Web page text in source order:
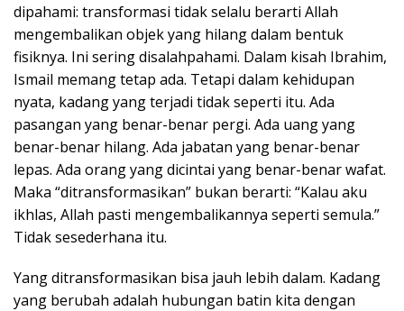
dipahami: transformasi tidak selalu berarti Allah
mengembalikan objek yang hilang dalam bentuk
fisiknya. Ini sering disalahpahami. Dalam kisah Ibrahim,
Ismail memang tetap ada. Tetapi dalam kehidupan
nyata, kadang yang terjadi tidak seperti itu. Ada
pasangan yang benar-benar pergi. Ada uang yang
benar-benar hilang. Ada jabatan yang benar-benar
lepas. Ada orang yang dicintai yang benar-benar wafat.
Maka “ditransformasikan” bukan berarti: “Kalau aku
ikhlas, Allah pasti mengembalikannya seperti semula.”
Tidak sesederhana itu.
Yang ditransformasikan bisa jauh lebih dalam. Kadang
yang berubah adalah hubungan batin kita dengan